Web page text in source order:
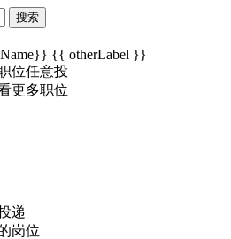
搜索
{{ otherLabel }}
位任意投
更多职位
递
岗位